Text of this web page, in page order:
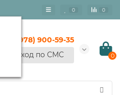
0 0
+7 (978) 900-59-35
Вход по СМС
0